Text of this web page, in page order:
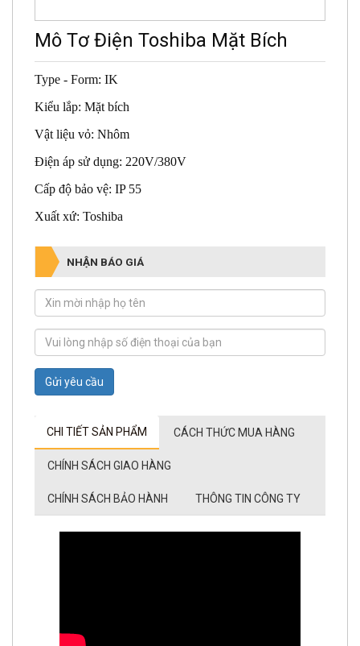
Mô Tơ Điện Toshiba Mặt Bích
Type - Form: IK
Kiểu lắp: Mặt bích
Vật liệu vỏ: Nhôm
Điện áp sử dụng: 220V/380V
Cấp độ bảo vệ: IP 55
Xuất xứ: Toshiba
NHẬN BÁO GIÁ
Gửi yêu cầu
CHI TIẾT SẢN PHẨM CÁCH THỨC MUA HÀNG
CHÍNH SÁCH GIAO HÀNG
CHÍNH SÁCH BẢO HÀNH THÔNG TIN CÔNG TY